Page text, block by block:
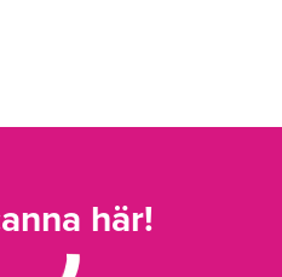
här!